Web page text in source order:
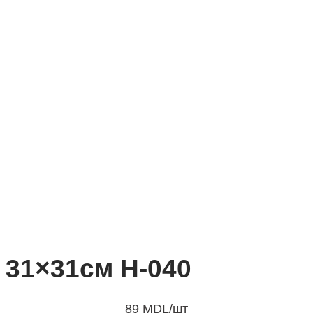
31×31см H-040
89 MDL/шт